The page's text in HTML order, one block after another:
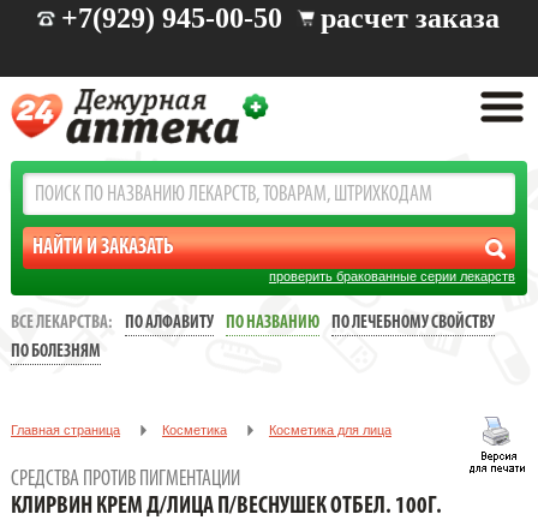
+7(929) 945-00-50 расчет заказа
проверить бракованные серии лекарств
ВСЕ ЛЕКАРСТВА: ПО АЛФАВИТУ ПО НАЗВАНИЮ
ПО ЛЕЧЕБНОМУ СВОЙСТВУ
ПО БОЛЕЗНЯМ
Главная страница Косметика Косметика для лица
КЛИРВИН КРЕМ Д/ЛИЦА П/ВЕСНУШЕК ОТБЕЛ. 100Г.
СРЕДСТВА ПРОТИВ ПИГМЕНТАЦИИ
КЛИРВИН КРЕМ Д/ЛИЦА П/ВЕСНУШЕК ОТБЕЛ. 100Г.